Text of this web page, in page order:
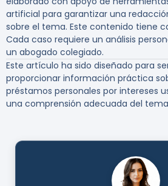
artificial para garantizar una
sobre el tema. Este contenido tiene
Cada caso requiere un análisis
un abogado colegiado.
Este artículo ha sido diseñado para
proporcionar información práctica
préstamos personales por intereses
una comprensión adecuada del